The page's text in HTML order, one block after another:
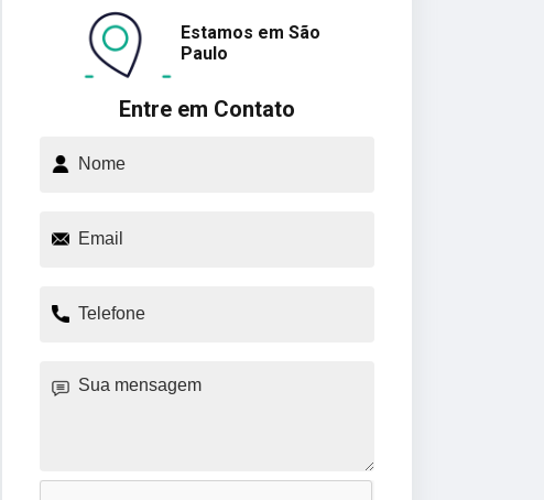
Entre em Contato
Estamos em São
Paulo